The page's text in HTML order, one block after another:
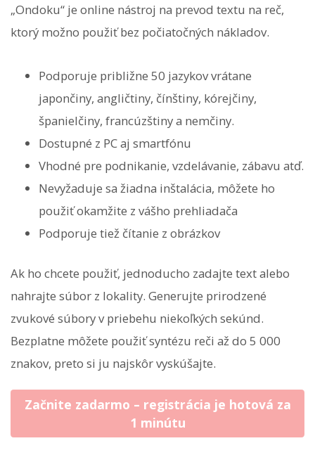
„Ondoku“ je online nástroj na prevod textu na reč,
ktorý možno použiť bez počiatočných nákladov.
Podporuje približne 50 jazykov vrátane
japončiny, angličtiny, čínštiny, kórejčiny,
španielčiny, francúzštiny a nemčiny.
Dostupné z PC aj smartfónu
Vhodné pre podnikanie, vzdelávanie, zábavu atď.
Nevyžaduje sa žiadna inštalácia, môžete ho
použiť okamžite z vášho prehliadača
Podporuje tiež čítanie z obrázkov
Ak ho chcete použiť, jednoducho zadajte text alebo
nahrajte súbor z lokality. Generujte prirodzené
zvukové súbory v priebehu niekoľkých sekúnd.
Bezplatne môžete použiť syntézu reči až do 5 000
znakov, preto si ju najskôr vyskúšajte.
Začnite zadarmo – registrácia je hotová za
1 minútu